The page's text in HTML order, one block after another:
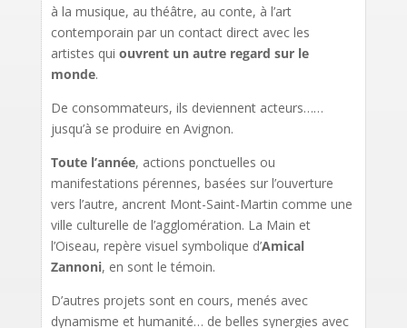
à la musique, au théâtre, au conte, à l’art
contemporain par un contact direct avec les
artistes qui ouvrent un autre regard sur le
monde.
De consommateurs, ils deviennent acteurs……
jusqu’à se produire en Avignon.
Toute l’année, actions ponctuelles ou
manifestations pérennes, basées sur l’ouverture
vers l’autre, ancrent Mont-Saint-Martin comme une
ville culturelle de l’agglomération. La Main et
l’Oiseau, repère visuel symbolique d’Amical
Zannoni, en sont le témoin.
D’autres projets sont en cours, menés avec
dynamisme et humanité… de belles synergies avec